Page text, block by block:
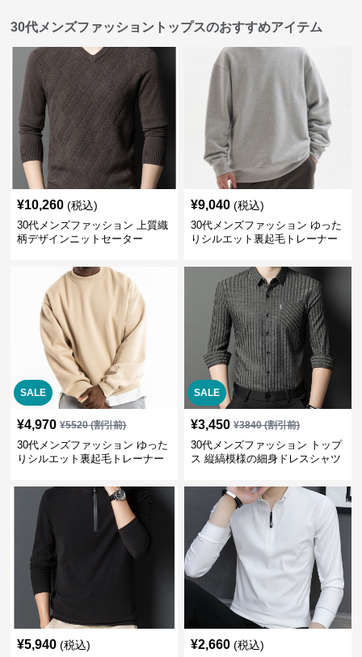
30代メンズファッショントップスのおすすめアイテム
¥10,260 (税込)
30代メンズファッション 上質織
柄デザインニットセーター
¥9,040 (税込)
30代メンズファッション ゆった
りシルエット裏起毛トレーナー
SALE
¥4,970 ¥5520(割引前)
30代メンズファッション ゆった
りシルエット裏起毛トレーナー
SALE
¥3,450 ¥3840(割引前)
30代メンズファッション トップ
ス 縦縞模様の細身ドレスシャツ
¥5,940 (税込) ¥2,660 (税込)